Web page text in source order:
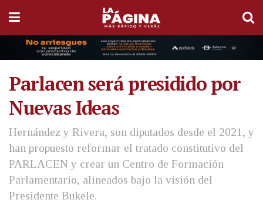
Parlacen será presidido por
Nuevas Ideas
Hernández y Rivera, son diputados desde el 2021, y
han propuesto reformar el tratado constitutivo del
PARLACEN y crear un Centro de Formación
Parlamentario, alineados bajo la visión del
Presidente Bukele.